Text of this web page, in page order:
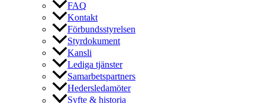
FAQ
Kontakt
Förbundsstyrelsen
Styrdokument
Kansli
Lediga tjänster
Samarbetspartners
Hedersledamöter
Syfte & historia